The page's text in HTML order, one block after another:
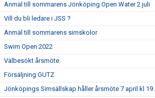
Anmäl till sommarens Jönköping Open Water 2 juli
Vill du bli ledare i JSS ?
Anmäl till sommarens simskolor
Swim Open 2022
Välbesökt årsmöte.
Försäljning GUTZ
Jönköpings Simsällskap håller årsmöte 7 april kl